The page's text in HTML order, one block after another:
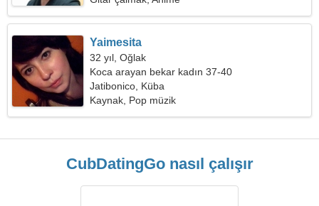
Yaimesita
32 yıl, Oğlak
Koca arayan bekar kadın 37-40
Jatibonico, Küba
Kaynak, Pop müzik
CubDatingGo nasıl çalışır